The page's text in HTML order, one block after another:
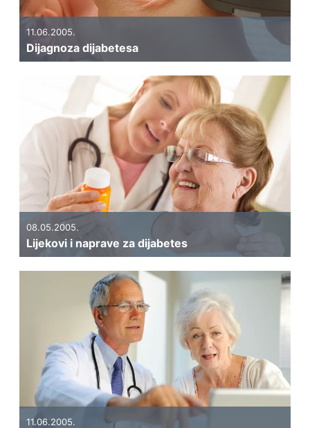
11.06.2005.
Dijagnoza dijabetesa
08.05.2005.
Lijekovi i naprave za dijabetes
11.06.2005.